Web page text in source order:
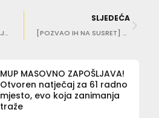
‘NAJPOZNATIJI UMIROVLJENIK’ Otac osumnjičenog u aferi INA na računu imao 184.695 prosječnih mirovina
SLJEDEĆA
[POZVAO IH NA SUSRET] Nadbiskup Uzinić uputio kritiku zbog odbijanja krštenja djeteta lezbijskog para
MUP MASOVNO ZAPOŠLJAVA!
Otvoren natječaj za 61 radno
mjesto, evo koja zanimanja
traže